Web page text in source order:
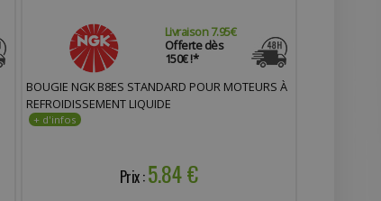
Livraison 7.95€
Offerte dès
150€ !*
BOUGIE NGK B8ES STANDARD POUR MOTEURS À
REFROIDISSEMENT LIQUIDE
Prix :5.84 €